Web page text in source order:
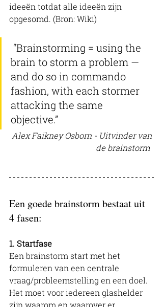
ideeën totdat alle ideeën zijn
opgesomd. (Bron: Wiki)
brain to storm a problem —
and do so in commando
fashion, with each stormer
attacking the same
objective.”
Alex Faikney Osborn - Uitvinder van
de brainstorm
Een goede brainstorm bestaat uit
4 fasen:
1. Startfase
Een brainstorm start met het
formuleren van een centrale
vraag/probleemstelling en een doel.
Het moet voor iedereen glashelder
zijn waarom en waarover er